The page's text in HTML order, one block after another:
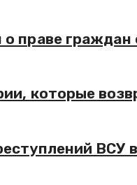
праве
которые
ВСУ